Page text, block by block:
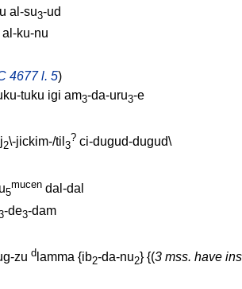
al-su3-ud
al-ku-nu
4677 l. 5)
tuku igi am3-da-uru3-e
2\-jickim-/til 3
? ci-dugud-dugud\
5
mucen dal-dal
-de3-dam
zu d lamma {ib2-da-nu2} {(3 mss. have